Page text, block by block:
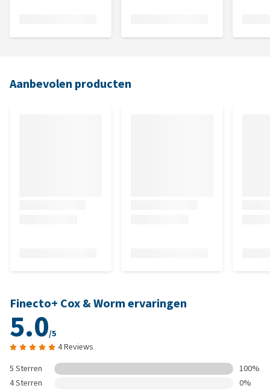
Aanbevolen producten
Finecto+ Cox & Worm ervaringen
5.0/5
4 Reviews
5 Sterren
100%
4 Sterren
0%